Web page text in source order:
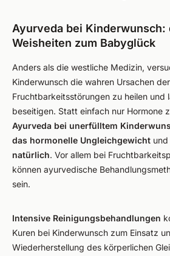
Ayurveda bei Kinderwunsch:
Weisheiten zum Babyglück
Anders als die westliche Medizin,
Kinderwunsch die wahren Ursachen der
Fruchtbarkeitsstörungen zu heilen und
beseitigen. Statt einfach nur Hormone
Ayurveda bei unerfülltem
das hormonelle Ungleichgewicht und
natürlich. Vor allem bei
können ayurvedische
sein.
Intensive Reinigungsbehandlungen
Kuren bei Kinderwunsch zum Einsatz
Wiederherstellung des körperlichen